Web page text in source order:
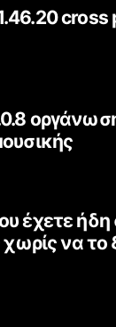
έχετε ήδη
να το